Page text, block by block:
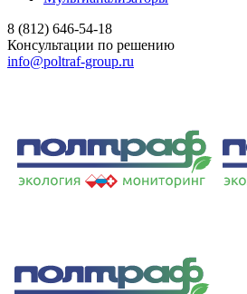
8 (812) 646-54-18
Консультации по решению
info@poltraf-group.ru